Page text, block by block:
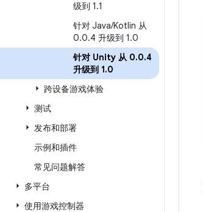
级到 1.1
针对 Java/Kotlin 从
0.0.4 升级到 1.0
针对 Unity 从 0.0.4
升级到 1.0
跨设备游戏体验
测试
发布和部署
示例和插件
常见问题解答
多平台
使用游戏控制器